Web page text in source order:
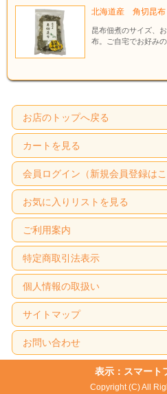
北海道産 角切昆
昆布佃煮のサイズ、
布。ご自宅でお好み
お店のトップへ戻る
カートを見る
会員ログイン（新規会員登録はこ
お気に入りリストを見る
ご利用案内
特定商取引法表示
個人情報の取扱い
サイトマップ
お問い合わせ
表示：スマート
Copyright (C) All